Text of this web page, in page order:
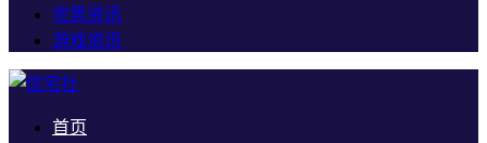
宅男资讯
游戏资讯
首页